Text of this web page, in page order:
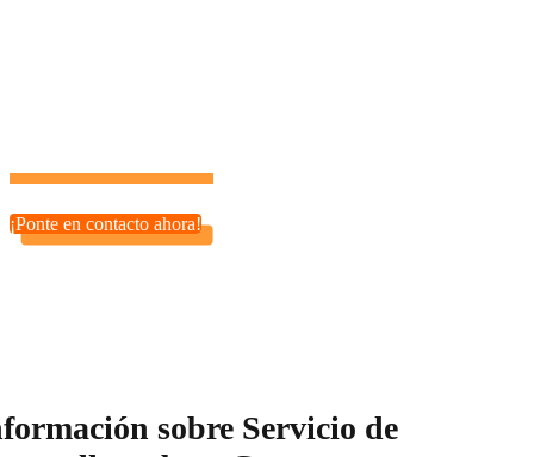
¡Ponte en contacto ahora!
sobre Servicio de